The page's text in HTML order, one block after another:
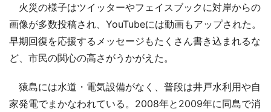
火災の様子はツイッターやフェイスブックに対岸からの
画像が多数投稿され、YouTubeには動画もアップされた。
早期回復を応援するメッセージもたくさん書き込まれるな
ど、市民の関心の高さがうかがえた。
猿島には水道・電気設備がなく、普段は井戸水利用や自
家発電でまかなわれている。2008年と2009年に同島で消